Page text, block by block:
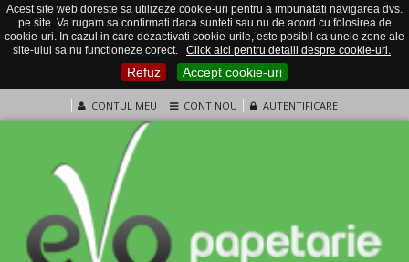
Acest site web doreste sa utilizeze cookie-uri pentru a imbunatati navigarea dvs.
pe site. Va rugam sa confirmati daca sunteti sau nu de acord cu folosirea de
cookie-uri. In cazul in care dezactivati cookie-urile, este posibil ca unele zone ale
site-ului sa nu functioneze corect.
Click aici pentru detalii despre cookie-uri.
Refuz Accept cookie-uri
CONTUL MEU CONT NOU AUTENTIFICARE